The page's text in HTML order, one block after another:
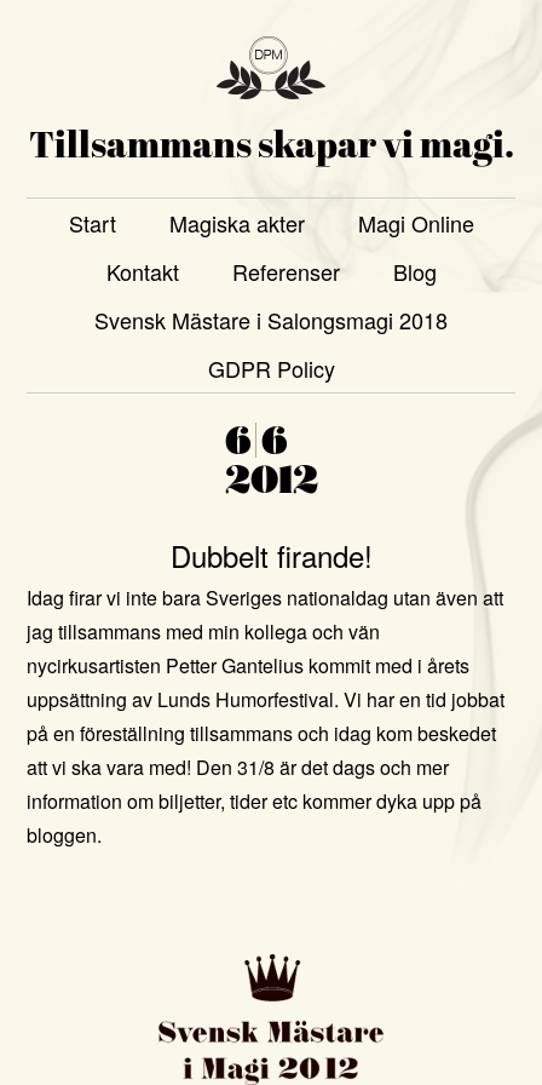
Tillsammans skapar vi magi.
Start Magiska akter
Magi Online
Kontakt
Referenser
Blog
Svensk Mästare i Salongsmagi 2018
GDPR Policy
6|6
2012
Dubbelt firande!
Idag firar vi inte bara Sveriges nationaldag utan även att
jag tillsammans med min kollega och vän
nycirkusartisten Petter Gantelius kommit med i årets
uppsättning av Lunds Humorfestival. Vi har en tid jobbat
på en föreställning tillsammans och idag kom beskedet
att vi ska vara med! Den 31/8 är det dags och mer
information om biljetter, tider etc kommer dyka upp på
bloggen.